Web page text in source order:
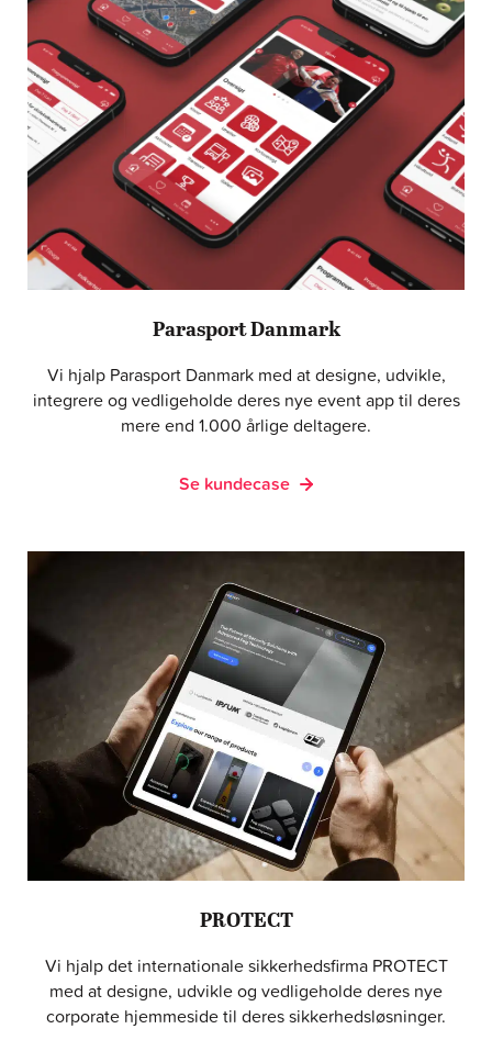
Parasport Danmark
Vi hjalp Parasport Danmark med at designe, udvikle,
integrere og vedligeholde deres nye event app til deres
mere end 1.000 årlige deltagere.
Se kundecase
PROTECT
Vi hjalp det internationale sikkerhedsfirma PROTECT
med at designe, udvikle og vedligeholde deres nye
corporate hjemmeside til deres sikkerhedsløsninger.